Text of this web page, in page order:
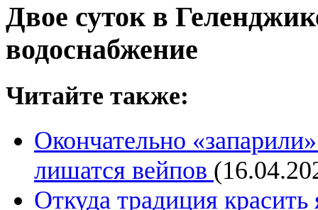
Двое суток в
водоснабжение
Читайте также:
Окончательно
лишатся вейпов
Откуда традиция